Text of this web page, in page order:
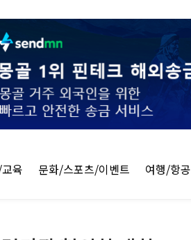
육 문화/스포츠/이벤트 여행/항공